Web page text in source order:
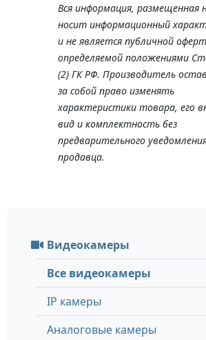
Вся информация, размещенная
носит информационный
и не является публичной
определяемой положениями
(2) ГК РФ. Производитель
за собой право изменять
характеристики товара, его
вид и комплектность без
предварительного
продавца.
Видеокамеры
Все видеокамеры
IP камеры
Аналоговые камеры